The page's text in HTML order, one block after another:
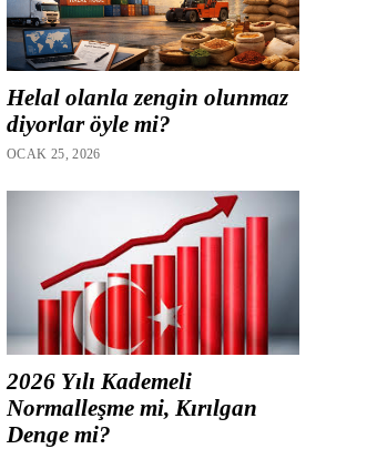
Helal olanla zengin olunmaz
diyorlar öyle mi?
OCAK 25, 2026
2026 Yılı Kademeli
Normalleşme mi, Kırılgan
Denge mi?